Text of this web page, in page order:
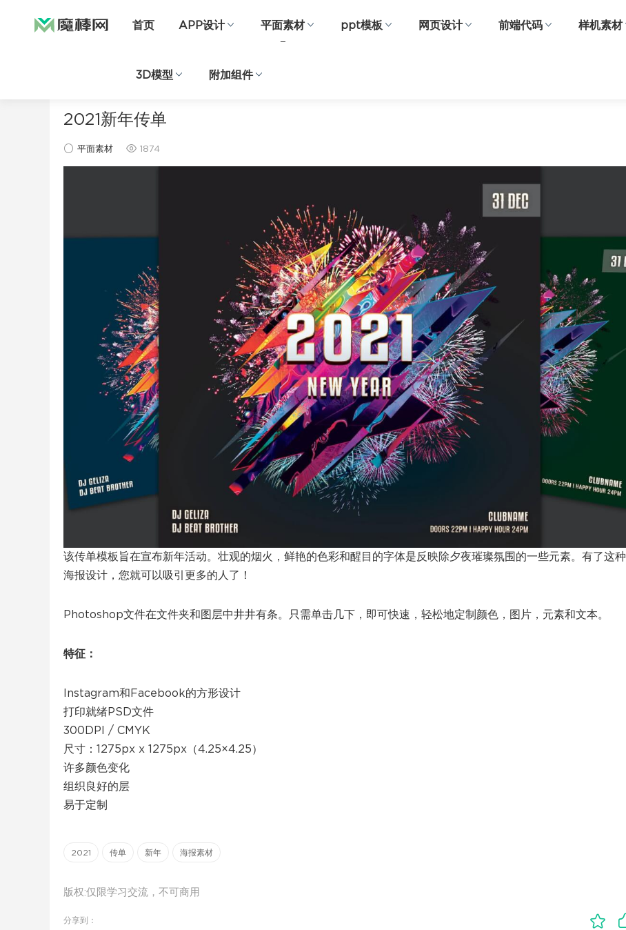
首页 APP设计 平面素材 ppt模板 网页设计 前端代码 样机素材
3D模型 附加组件
平面素材
2021新年传单
平面素材 1874
该传单模板旨在宣布新年活动。壮观的烟火，鲜艳的色彩和醒目的字体是反映除夕夜璀璨氛围的一些元素。有了这种
海报设计，您就可以吸引更多的人了！
Photoshop文件在文件夹和图层中井井有条。只需单击几下，即可快速，轻松地定制颜色，图片，元素和文本。
特征：
Instagram和Facebook的方形设计
打印就绪PSD文件
300DPI / CMYK
尺寸：1275px x 1275px（4.25×4.25）
许多颜色变化
组织良好的层
易于定制
2021 传单 新年 海报素材
版权:仅限学习交流，不可商用
分享到：